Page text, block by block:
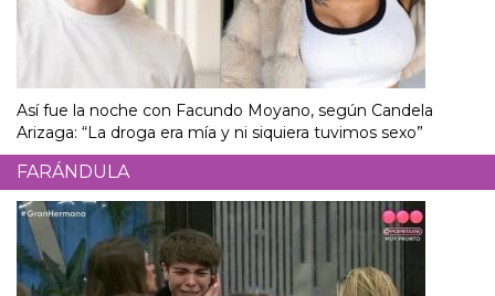
Así fue la noche con Facundo Moyano, según Candela
Arizaga: “La droga era mía y ni siquiera tuvimos sexo”
FARÁNDULA